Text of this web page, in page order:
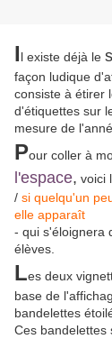
Il existe déjà le
façon ludique
consiste à étirer
d'étiquettes sur
mesure de
Pour coller à
l'espace, voici
/ si quelqu'un
elle apparaît
- qui s'éloignera
élèves.
Les deux
base de
bandelettes
Ces bandelettes